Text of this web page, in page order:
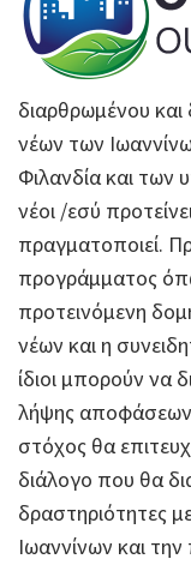
διαρθρωμένου
νέων των
Φιλανδία και των
νέοι /εσύ
πραγματοποιεί.
προγράμματος
προτεινόμενη
νέων και η
ίδιοι μπορούν να
λήψης αποφάσεων
στόχος θα
διάλογο που θα
δραστηριότητες
Ιωαννίνων και